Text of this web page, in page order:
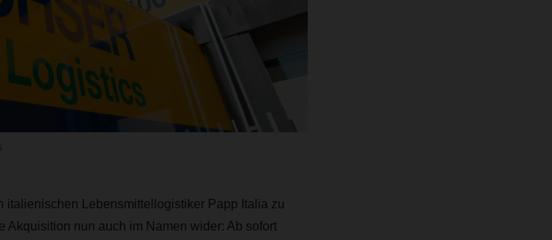
Lebensmittellogistiker Papp Italia zu
Akquisition nun auch im Namen wider: Ab sofort